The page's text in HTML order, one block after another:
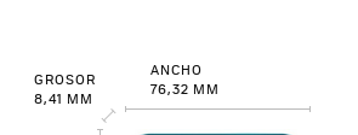
GROSOR
8,41 MM
ANCHO
76,32 MM